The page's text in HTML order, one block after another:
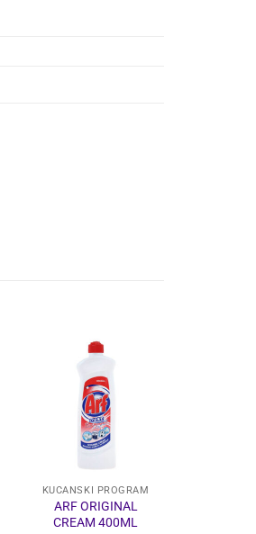
KUĆANSKI PROGRAM
ARF ORIGINAL
CREAM 400ML